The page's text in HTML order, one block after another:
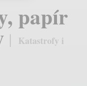
papír
Katastrofy i